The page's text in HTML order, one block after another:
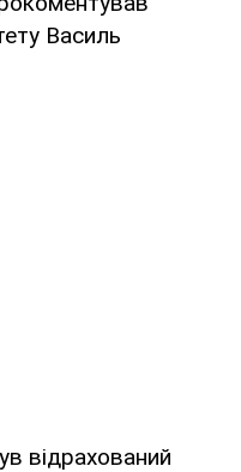
Василь
відрахований